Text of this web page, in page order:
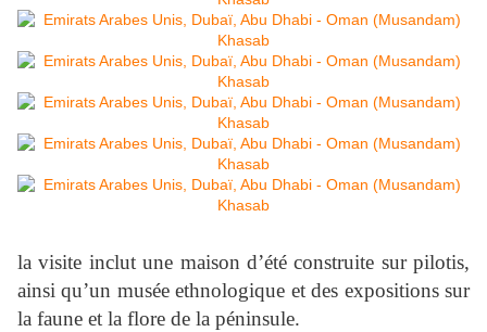
la visite inclut une maison d’été construite sur pilotis,
ainsi qu’un musée ethnologique et des expositions sur
la faune et la flore de la péninsule.